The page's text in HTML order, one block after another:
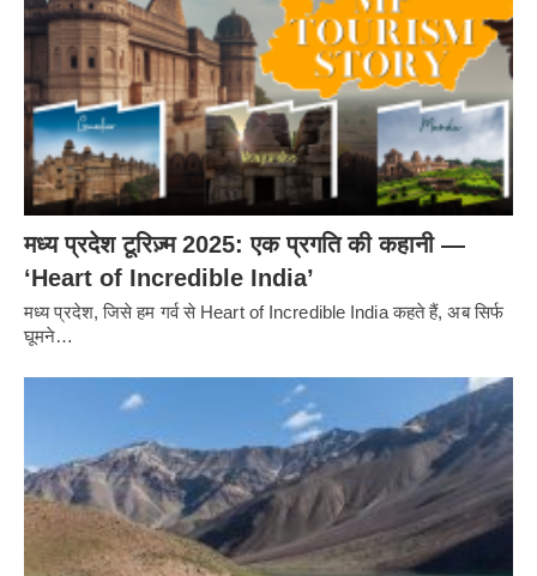
मध्य प्रदेश टूरिज़्म 2025: एक प्रगति की कहानी —
‘Heart of Incredible India’
मध्य प्रदेश, जिसे हम गर्व से Heart of Incredible India कहते हैं, अब सिर्फ
घूमने…